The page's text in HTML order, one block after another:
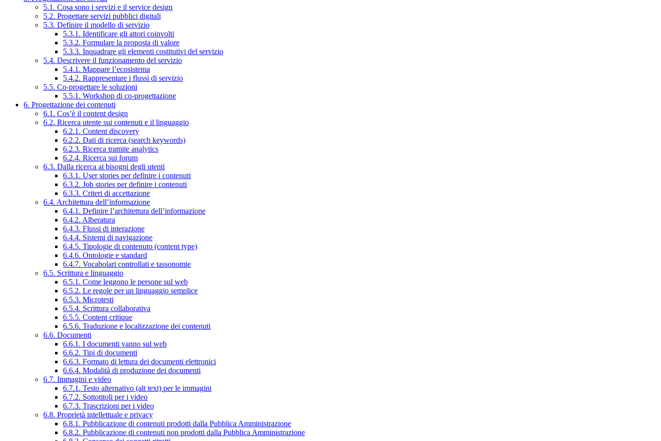
5.1. Cosa sono i servizi e il service design
5.2. Progettare servizi pubblici digitali
5.3. Definire il modello di servizio
5.3.1. Identificare gli attori coinvolti
5.3.2. Formulare la proposta di valore
5.3.3. Inquadrare gli elementi costitutivi del servizio
5.4. Descrivere il funzionamento del servizio
5.4.1. Mappare l’ecosistema
5.4.2. Rappresentare i flussi di servizio
5.5. Co-progettare le soluzioni
5.5.1. Workshop di co-progettazione
6. Progettazione dei contenuti
6.1. Cos’è il content design
6.2. Ricerca utente sui contenuti e il linguaggio
6.2.1. Content discovery
6.2.2. Dati di ricerca (search keywords)
6.2.3. Ricerca tramite analytics
6.2.4. Ricerca sui forum
6.3. Dalla ricerca ai bisogni degli utenti
6.3.1. User stories per definire i contenuti
6.3.2. Job stories per definire i contenuti
6.3.3. Criteri di accettazione
6.4. Architettura dell’informazione
6.4.1. Definire l’architettura dell’informazione
6.4.2. Alberatura
6.4.3. Flussi di interazione
6.4.4. Sistemi di navigazione
6.4.5. Tipologie di contenuto (content type)
6.4.6. Ontologie e standard
6.4.7. Vocabolari controllati e tassonomie
6.5. Scrittura e linguaggio
6.5.1. Come leggono le persone sul web
6.5.2. Le regole per un linguaggio semplice
6.5.3. Microtesti
6.5.4. Scrittura collaborativa
6.5.5. Content critique
6.5.6. Traduzione e localizzazione dei contenuti
6.6. Documenti
6.6.1. I documenti vanno sul web
6.6.2. Tipi di documenti
6.6.3. Formato di lettura dei documenti elettronici
6.6.4. Modalità di produzione dei documenti
6.7. Immagini e video
6.7.1. Testo alternativo (alt text) per le immagini
6.7.2. Sottotitoli per i video
6.7.3. Trascrizioni per i video
6.8. Proprietà intellettuale e privacy
6.8.1. Pubblicazione di contenuti prodotti dalla Pubblica Amministrazione
6.8.2. Pubblicazione di contenuti non prodotti dalla Pubblica Amministrazione